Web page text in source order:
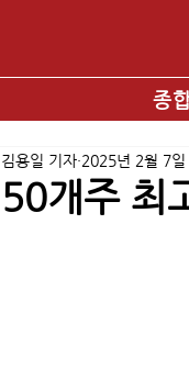
종
50개주 최
김용일 기자 2025년 2월 7일